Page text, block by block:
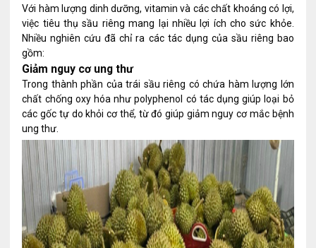
Với hàm lượng dinh dưỡng, vitamin và các chất khoáng có lợi,
việc tiêu thụ sầu riêng mang lại nhiều lợi ích cho sức khỏe.
Nhiều nghiên cứu đã chỉ ra các tác dụng của sầu riêng bao
gồm:
Giảm nguy cơ ung thư
Trong thành phần của trái sầu riêng có chứa hàm lượng lớn
chất chống oxy hóa như polyphenol có tác dụng giúp loại bỏ
các gốc tự do khỏi cơ thể, từ đó giúp giảm nguy cơ mắc bệnh
ung thư.